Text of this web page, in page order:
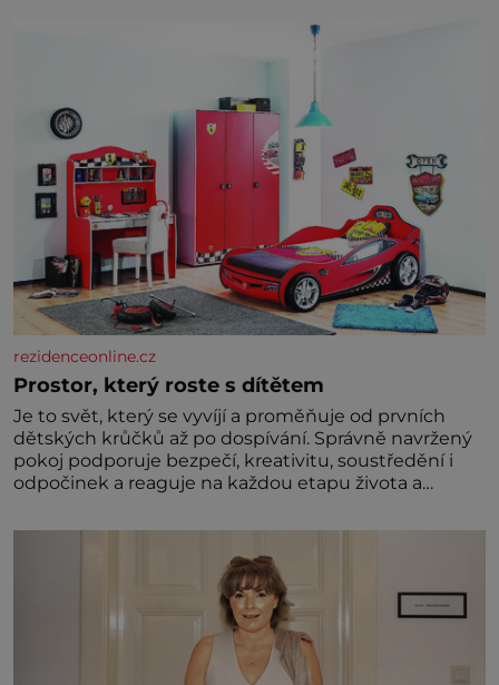
rezidenceonline.cz
Prostor, který roste s dítětem
Je to svět, který se vyvíjí a proměňuje od prvních
dětských krůčků až po dospívání. Správně navržený
pokoj podporuje bezpečí, kreativitu, soustředění i
odpočinek a reaguje na každou etapu života a
jednoduchost, měkkost a bezpečí, proto by pokoj